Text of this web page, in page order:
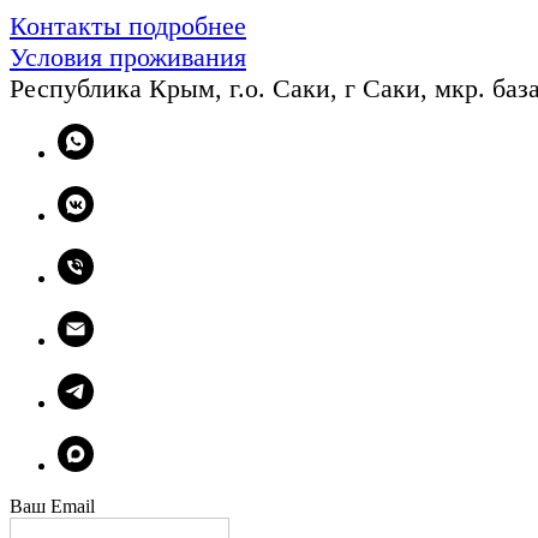
Контакты подробнее
Условия проживания
Республика Крым, г.о. Саки, г Саки, мкр.
Ваш Email